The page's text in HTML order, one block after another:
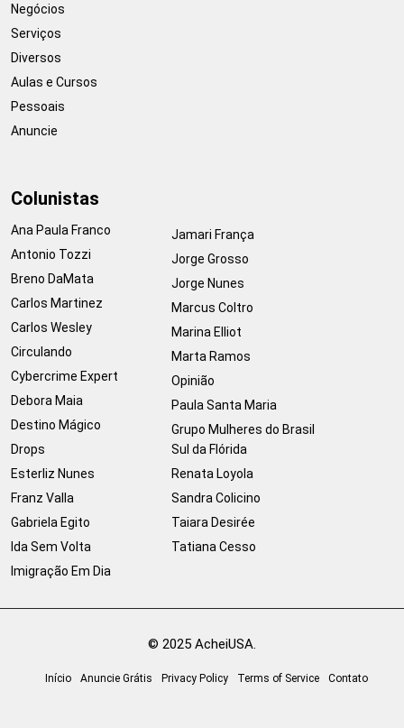
Negócios
Serviços
Diversos
Aulas e Cursos
Pessoais
Anuncie
Colunistas
Ana Paula Franco
Antonio Tozzi
Breno DaMata
Carlos Martinez
Carlos Wesley
Circulando
Cybercrime Expert
Debora Maia
Destino Mágico
Drops
Esterliz Nunes
Franz Valla
Gabriela Egito
Ida Sem Volta
Imigração Em Dia
Jamari França
Jorge Grosso
Jorge Nunes
Marcus Coltro
Marina Elliot
Marta Ramos
Opinião
Paula Santa Maria
Grupo Mulheres do Brasil
Sul da Flórida
Renata Loyola
Sandra Colicino
Taiara Desirée
Tatiana Cesso
© 2025 AcheiUSA.
Início Anuncie Grátis Privacy Policy Terms of Service Contato